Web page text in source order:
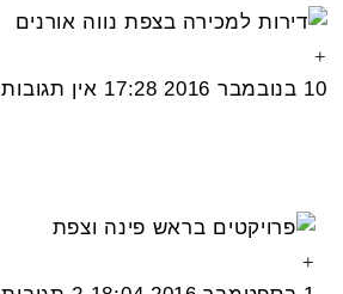
10 בנובמבר 2016 17:28 אין תגובות